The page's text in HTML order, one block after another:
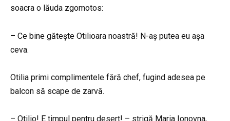
soacra o lăuda zgomotos:
– Ce bine gătește Otilioara noastră! N-aș putea eu așa
ceva.
Otilia primi complimentele fără chef, fugind adesea pe
balcon să scape de zarvă.
– Otilio! E timpul pentru desert! – strigă Maria Ionovna,